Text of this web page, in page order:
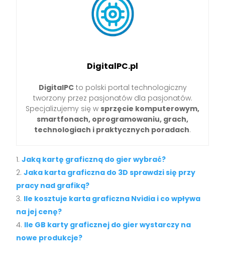
DigitalPC.pl
DigitalPCto polski portal technologiczny
tworzony przez pasjonatów dla pasjonatów.
Specjalizujemy się w sprzęcie komputerowym,
smartfonach, oprogramowaniu, grach,
technologiach i praktycznych poradach.
Jaką kartę graficzną do gier wybrać?
Jaka karta graficzna do 3D sprawdzi się przy
pracy nad grafiką?
Ile kosztuje karta graficzna Nvidia i co wpływa
na jej cenę?
Ile GB karty graficznej do gier wystarczy na
nowe produkcje?